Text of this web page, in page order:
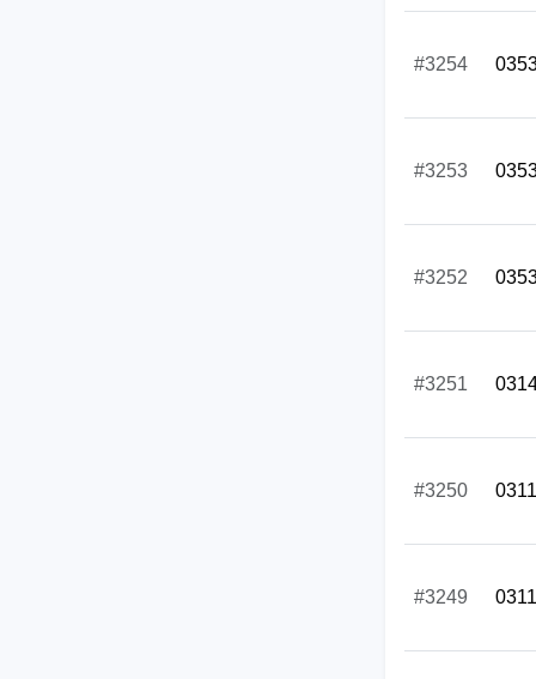
#3254
#3253
#3252
#3251
#3250
#3249